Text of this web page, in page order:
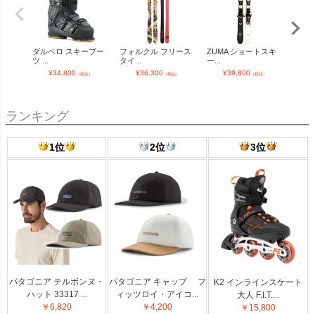
ダルベロ スキーブー
ツ ...
¥34,800（税込）
フォルクル フリース
タイ...
¥36,300（税込）
ZUMA ショートスキ
ー...
¥39,800（税込）
ランキング
1位 2位 3位
パタゴニア テルボンヌ・
ハット 33317 ...
￥6,820
パタゴニア キャップ フ
ィッツロイ・アイコ...
￥4,200
K2 インラインスケート
大人 F.I.T....
￥15,800